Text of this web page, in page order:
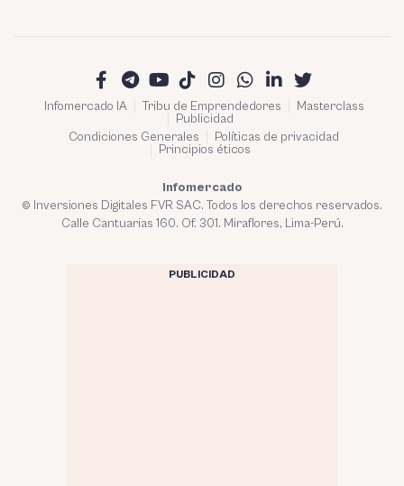
Infomercado IA Tribu de Emprendedores
Masterclass
Publicidad
Condiciones Generales
Políticas de privacidad
Principios éticos
Infomercado
© Inversiones Digitales FVR SAC. Todos los derechos reservados.
Calle Cantuarias 160. Of. 301. Miraflores, Lima-Perú.
PUBLICIDAD